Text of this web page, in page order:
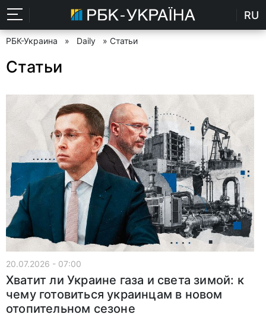
RU
РБК-Украина » Daily » Статьи
Статьи
20.07.2026 - 07:00
Хватит ли Украине газа и света зимой: к
чему готовиться украинцам в новом
отопительном сезоне